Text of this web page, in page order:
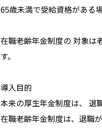
65歳未満で受給資格がある
在職老齢年金制度の 対象は
す。
導入目的
本来の厚生年金制度は、 退
在職老齢年金制度は、退職